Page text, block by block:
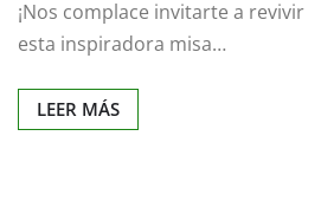
¡Nos complace invitarte a revivir
esta inspiradora misa…
LEER MÁS